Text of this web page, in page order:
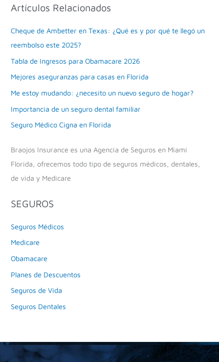
Artículos Relacionados
Cheque de Ambetter en Texas: ¿Qué es y por qué te llegó un
reembolso este 2025?
Tabla de Ingresos para Obamacare 2026
Mejores aseguranzas para casas en Florida
Me estoy mudando: ¿necesito un nuevo seguro de hogar?
Importancia de un seguro dental familiar
Seguro Médico Cigna en Florida
Braojos Insurance es una Agencia de Seguros en Miami
Florida, ofrecemos todo tipo de seguros médicos, dentales,
de vida y Medicare
SEGUROS
Seguros Médicos
Medicare
Obamacare
Planes de Descuentos
Seguros de Vida
Seguros Dentales